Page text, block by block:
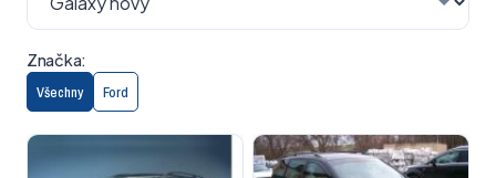
Značka:
Všechny Ford